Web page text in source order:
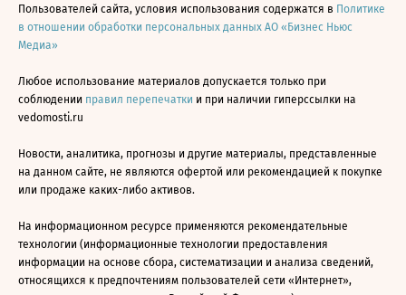
Пользователей сайта, условия использования содержатся в Политике
в отношении обработки персональных данных АО «Бизнес Ньюс
Медиа»
Любое использование материалов допускается только при
соблюдении правил перепечатки и при наличии гиперссылки на
vedomosti.ru
Новости, аналитика, прогнозы и другие материалы, представленные
на данном сайте, не являются офертой или рекомендацией к покупке
или продаже каких-либо активов.
На информационном ресурсе применяются рекомендательные
технологии (информационные технологии предоставления
информации на основе сбора, систематизации и анализа сведений,
относящихся к предпочтениям пользователей сети «Интернет»,